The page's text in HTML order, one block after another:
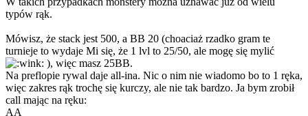
typów rąk.
Mówisz, że stack jest 500, a BB 20 (choaciaż rzadko gram te
turnieje to wydaje Mi się, że 1 lvl to 25/50, ale mogę się mylić
), więc masz 25BB.
Na preflopie rywal daje all-ina. Nic o nim nie wiadomo bo to 1 ręka,
więc zakres rąk trochę się kurczy, ale nie tak bardzo. Ja bym zrobił
call mając na ręku:
AA